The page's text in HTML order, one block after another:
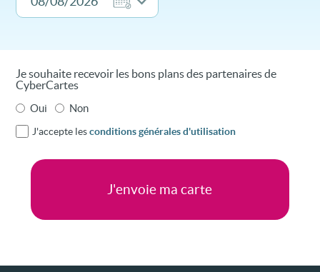
Je souhaite recevoir les bons plans des partenaires de
CyberCartes
Oui Non
J'accepte lesconditions générales d'utilisation